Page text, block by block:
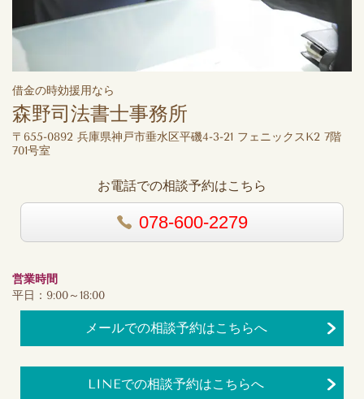
借金の時効援用なら
森野司法書士事務所
〒655-0892 兵庫県神戸市垂水区平磯4-3-21 フェニックスK2 7階
701号室
お電話での相談予約はこちら
078-600-2279
営業時間
平日：9:00～18:00
メールでの相談予約はこちらへ
LINEでの相談予約はこちらへ